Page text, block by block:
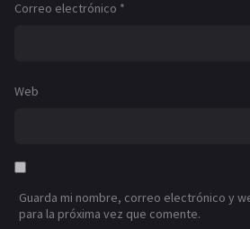
Correo electrónico *
Web
Guarda mi nombre, correo electrónico y
para la próxima vez que comente.